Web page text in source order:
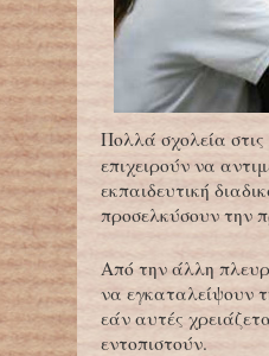
Πολλά σχολεία
επιχειρούν να
εκπαιδευτική
προσελκύσουν την
Από την άλλη
να εγκαταλείψουν
εάν αυτές
εντοπιστούν.